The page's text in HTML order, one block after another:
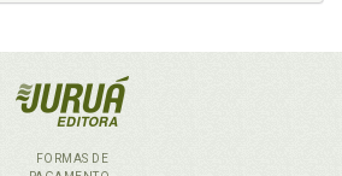
FORMAS DE